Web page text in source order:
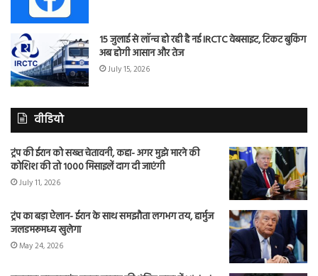
15 जुलाई से लॉन्च हो रही है नई IRCTC वेबसाइट, टिकट बुकिंग
अब होगी आसान और तेज
July 15, 2026
वीडियो
ट्रंप की ईरान को सख्त चेतावनी, कहा- अगर मुझे मारने की
कोशिश की तो 1000 मिसाइलें दाग दी जाएंगी
July 11, 2026
ट्रंप का बड़ा ऐलान- ईरान के साथ समझौता लगभग तय, हार्मुज
जलडमरूमध्य खुलेगा
May 24, 2026